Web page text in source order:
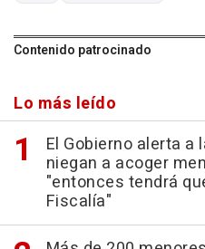
Contenido patrocinado
Lo más leído
El Gobierno alerta a
niegan a acoger
"entonces tendrá
Fiscalía"